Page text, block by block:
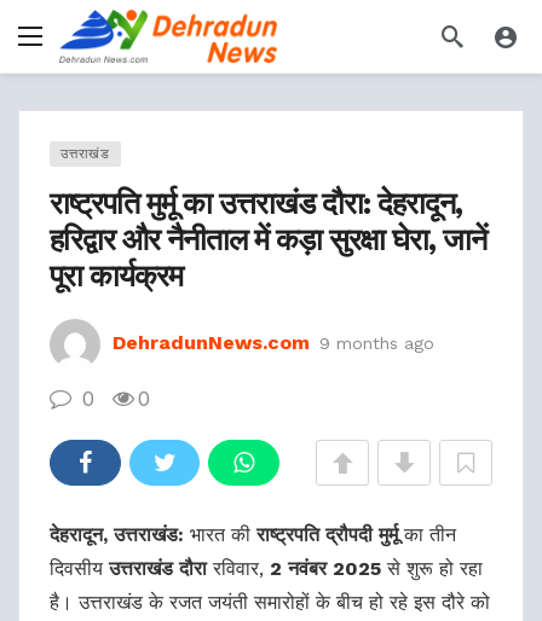
उत्तराखंड
राष्ट्रपति मुर्मू का उत्तराखंड दौरा: देहरादून,
हरिद्वार और नैनीताल में कड़ा सुरक्षा घेरा, जानें
पूरा कार्यक्रम
DehradunNews.com 9 months ago
0 0
देहरादून, उत्तराखंड: भारत कीराष्ट्रपति द्रौपदी मुर्मूका तीन
दिवसीयउत्तराखंड दौरारविवार, 2 नवंबर 2025 से शुरू हो रहा
है। उत्तराखंड के रजत जयंती समारोहों के बीच हो रहे इस दौरे को